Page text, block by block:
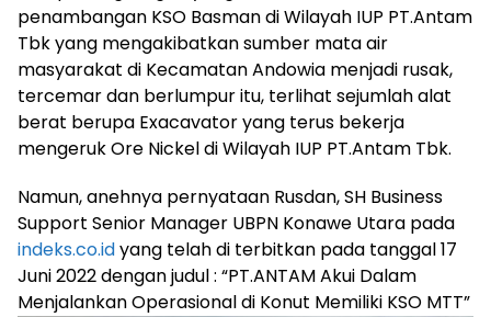
penambangan KSO Basman di Wilayah IUP PT.Antam
Tbk yang mengakibatkan sumber mata air
masyarakat di Kecamatan Andowia menjadi rusak,
tercemar dan berlumpur itu, terlihat sejumlah alat
berat berupa Exacavator yang terus bekerja
mengeruk Ore Nickel di Wilayah IUP PT.Antam Tbk.
Namun, anehnya pernyataan Rusdan, SH Business
Support Senior Manager UBPN Konawe Utara pada
indeks.co.idyang telah di terbitkan pada tanggal 17
Juni 2022 dengan judul : “PT.ANTAM Akui Dalam
Menjalankan Operasional di Konut Memiliki KSO MTT”